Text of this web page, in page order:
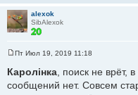
alexok
SibAlexok
о
б
Пт Июл 19, 2019 11:18
Каролiнка, поиск не врёт,
сообщений нет. Совсем